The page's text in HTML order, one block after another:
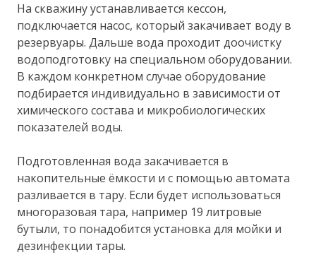
На скважину устанавливается кессон,
подключается насос, который закачивает воду в
резервуары. Дальше вода проходит доочистку
водоподготовку на специальном оборудовании.
В каждом конкретном случае оборудование
подбирается индивидуально в зависимости от
химического состава и микробиологических
показателей воды.
Подготовленная вода закачивается в
накопительные ёмкости и с помощью автомата
разливается в тару. Если будет использоваться
многоразовая тара, например 19 литровые
бутыли, то понадобится установка для мойки и
дезинфекции тары.